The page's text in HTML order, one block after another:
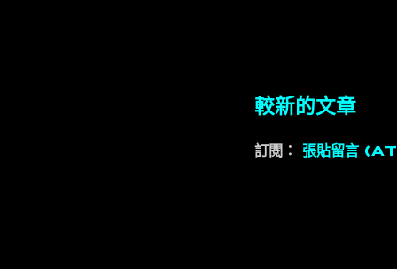
較新的文章
訂閱： 張貼留言